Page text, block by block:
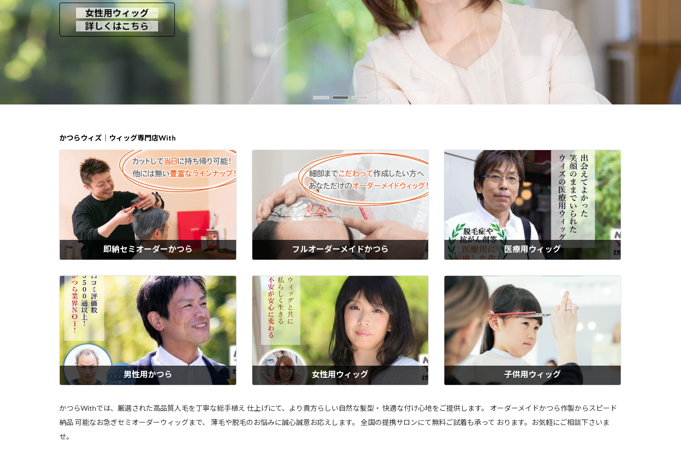
即納セミオーダー
詳しくはこちら
女性用ウィッグ
詳しくはこちら
男性用かつら
詳しくはこちら
かつらウィズ｜ウィッグ専門店With
即納セミオーダーかつら
ット仕上げ。他社には無い！その日にぴったり持ち帰りOK。男性用・女性
用・子供用すべて対応。すぐにかつらが必要な方に最適です。自然な白髪
タイプもご用意！
もっと見る
フルオーダーメイドかつら
価格でご好評いただいています。男性用・女性用・子供用すべて対応。製
作期間を要するので、お時間に余裕のある方や、既にかつらをお持ちの方
におすすめです。
もっと見る
医療用ウィッグ
応したウィッグです。人毛100％で自然な仕上がり。男性・女性・子供用
もご用意しています。すぐに必要な方には、即納セミオーダーで当日お持
ち帰りも可能。急な抜け毛にも安心です。
男性用かつら
再現。気になる分け目や生え際も自然に見える植毛技術を採用。軽くて快
療用にも対応し、大手メーカーの半額以下の価格でご提供。
女性用ウィッグ
りが人気、「私らしさ」を大切にしたい女性に選ばれています。医療用と
当。おすすめのレディースウィッグです。
子供用ウィッグ
心地を追求した高機能なウィッグです。明るい毎日を取り戻して欲しいと
キッズ割引き特典あり。安心をお届けします。
かつらWithでは、厳選された高品質人毛を丁寧な総手植え 仕上げにて、より貴方らしい自然な髪型・ 快適な付け心地をご提供します。 オーダーメイドかつら作製からスピード
納品 可能なお急ぎセミオーダーウィッグまで、 薄毛や脱毛のお悩みに誠心誠意お応えします。 全国の提携サロンにて無料ご試着も承って おります。お気軽にご相談下さいま
せ。